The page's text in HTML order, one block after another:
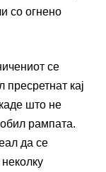
со огнено
се
кај
што не
рампата.
да се